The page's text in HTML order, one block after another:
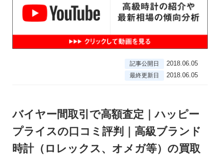
記事公開日 2018.06.05
最終更新日 2018.06.05
バイヤー間取引で高額査定｜ハッピー
プライスの口コミ評判｜高級ブランド
時計（ロレックス、オメガ等）の買取